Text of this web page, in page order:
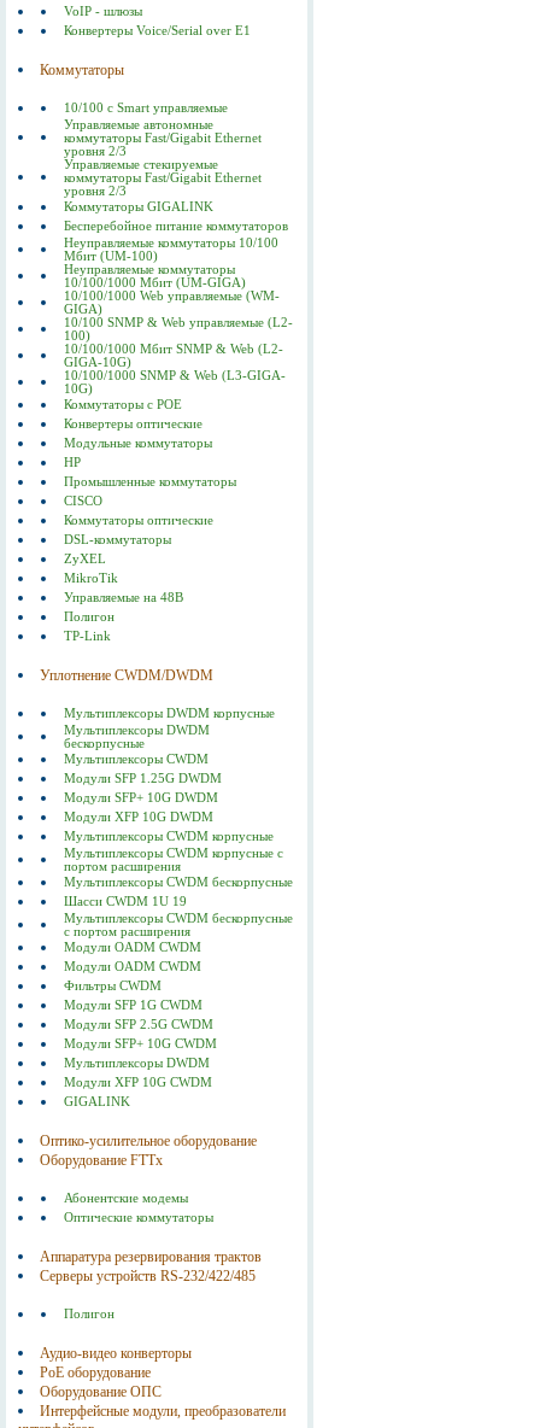
VoIP - шлюзы
Конвертеры Voice/Serial over E1
Коммутаторы
10/100 c Smart управляемые
Управляемые автономные
коммутаторы Fast/Gigabit Ethernet
уровня 2/3
Управляемые стекируемые
коммутаторы Fast/Gigabit Ethernet
уровня 2/3
Коммутаторы GIGALINK
Бесперебойное питание коммутаторов
Неуправляемые коммутаторы 10/100
Мбит (UM-100)
Неуправляемые коммутаторы
10/100/1000 Мбит (UM-GIGA)
10/100/1000 Web управляемые (WM-
GIGA)
10/100 SNMP & Web управляемые (L2-
100)
10/100/1000 Мбит SNMP & Web (L2-
GIGA-10G)
10/100/1000 SNMP & Web (L3-GIGA-
10G)
Коммутаторы c POE
Конвертеры оптические
Модульные коммутаторы
HP
Промышленные коммутаторы
CISCO
Коммутаторы оптические
DSL-коммутаторы
ZyXEL
MikroTik
Управляемые на 48В
Полигон
TP-Link
Уплотнение CWDM/DWDM
Мультиплексоры DWDM корпусные
Мультиплексоры DWDM
бескорпусные
Мультиплексоры CWDM
Модули SFP 1.25G DWDM
Модули SFP+ 10G DWDM
Модули XFP 10G DWDM
Мультиплексоры CWDM корпусные
Мультиплексоры CWDM корпусные с
портом расширения
Мультиплексоры CWDM бескорпусные
Шасси CWDM 1U 19
Мультиплексоры CWDM бескорпусные
с портом расширения
Модули OADM CWDM
Модули OADM CWDM
Фильтры CWDM
Модули SFP 1G CWDM
Модули SFP 2.5G CWDM
Модули SFP+ 10G CWDM
Мультиплексоры DWDM
Модули XFP 10G CWDM
GIGALINK
Оптико-усилительное оборудование
Оборудование FTTx
Абонентские модемы
Оптические коммутаторы
Аппаратура резервирования трактов
Серверы устройств RS-232/422/485
Полигон
Аудио-видео конверторы
PoE оборудование
Оборудование ОПС
Интерфейсные модули, преобразователи